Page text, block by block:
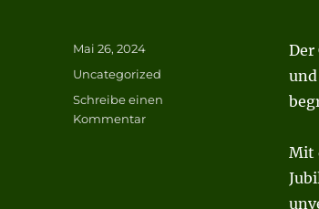
Der
Mit
Veröffentlicht
Mai 26, 2024
Kategorien
Uncategorized
Schreibe einen
Kommentarzu